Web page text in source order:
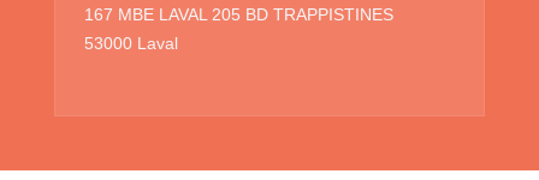
167 MBE LAVAL 205 BD TRAPPISTINES
53000 Laval